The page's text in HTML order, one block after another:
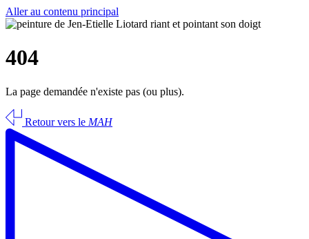
Aller au contenu principal
404
La page demandée n'existe pas (ou plus).
Retour vers le MAH